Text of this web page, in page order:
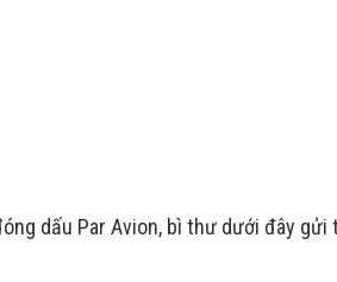
dấu Par Avion, bì thư dưới đây gửi